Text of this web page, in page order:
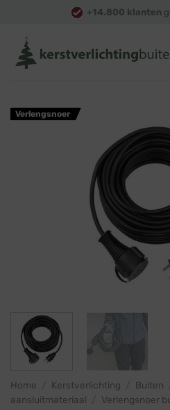
content
+14.800 klanten
Verlengsnoer
Home Kerstverlichting Buiten
aansluitmateriaal
Verlengsnoer